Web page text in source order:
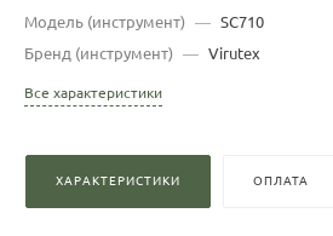
Модель (инструмент)
— SC710
Бренд (инструмент)
— Virutex
Все характеристики
ХАРАКТЕРИСТИКИ ОПЛАТА